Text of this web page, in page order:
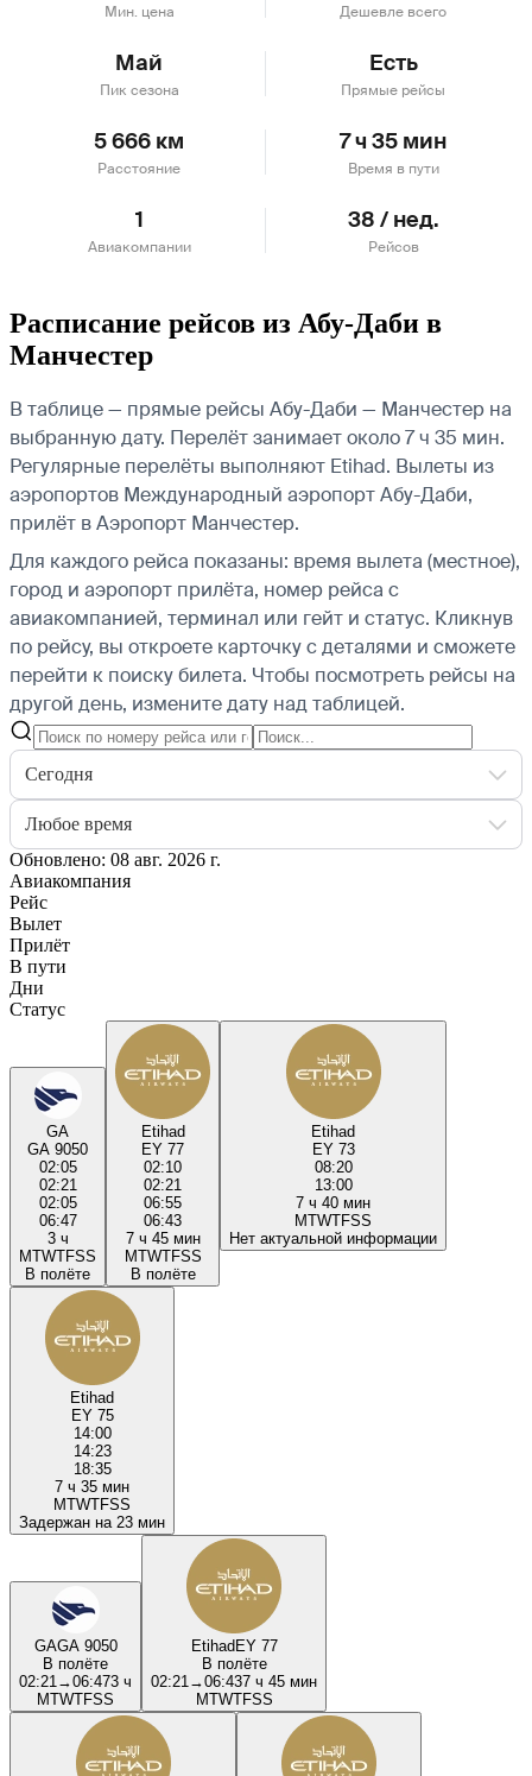
Мин. цена Дешевле всего
Май
Пик сезона
Есть
Прямые рейсы
5 666 км
Расстояние
7 ч 35 мин
Время в пути
1
Авиакомпании
38 / нед.
Рейсов
Расписание рейсов из Абу-Даби в
Манчестер
В таблице — прямые рейсы Абу-Даби — Манчестер на
выбранную дату. Перелёт занимает около 7 ч 35 мин.
Регулярные перелёты выполняют Etihad. Вылеты из
аэропортов Международный аэропорт Абу-Даби,
прилёт в Аэропорт Манчестер.
Для каждого рейса показаны: время вылета (местное),
город и аэропорт прилёта, номер рейса с
авиакомпанией, терминал или гейт и статус. Кликнув
по рейсу, вы откроете карточку с деталями и сможете
перейти к поиску билета. Чтобы посмотреть рейсы на
другой день, измените дату над таблицей.
Сегодня
Любое время
Обновлено: 08 авг. 2026 г.
Авиакомпания
Рейс
Вылет
Прилёт
В пути
Дни
Статус
GA
GA 9050
02:05
02:21
02:05
06:47
3 ч
MTWTFSS
В полёте
Etihad
EY 77
02:10
02:21
06:55
06:43
7 ч 45 мин
MTWTFSS
В полёте
Etihad
EY 73
08:20
13:00
7 ч 40 мин
MTWTFSS
Нет актуальной информации
Etihad
EY 75
14:00
14:23
18:35
7 ч 35 мин
MTWTFSS
Задержан на 23 мин
GAGA 9050
В полёте
02:21 →06:473 ч
MTWTFSS
EtihadEY 77
В полёте
02:21 →06:437 ч 45 мин
MTWTFSS